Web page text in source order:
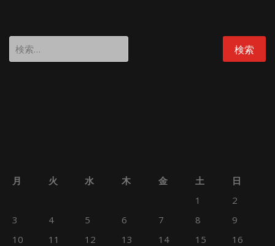
検
索:
月 火 水 木 金 土
日
1
2
3
4 5 6 7 8
9
10
11 12 13 14 15
16